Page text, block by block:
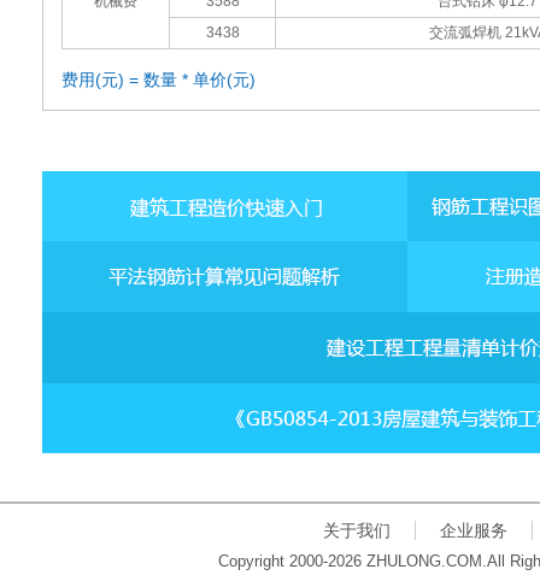
3438
交流弧焊机
费用(元) = 数量 * 单价(元)
关于我们 企业服务
Copyright 2000-2026 ZHULONG.COM.All